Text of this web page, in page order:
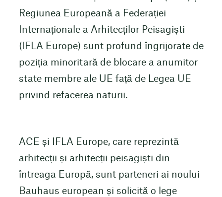
Regiunea Europeană a Federației
Internaționale a Arhitecților Peisagiști
(IFLA Europe) sunt profund îngrijorate de
poziția minoritară de blocare a anumitor
state membre ale UE față de Legea UE
privind refacerea naturii.
ACE și IFLA Europe, care reprezintă
arhitecții și arhitecții peisagiști din
întreaga Europă, sunt parteneri ai noului
Bauhaus european și solicită o lege